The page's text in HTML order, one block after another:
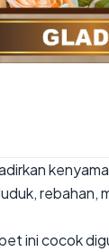
rebahan,
ini cocok